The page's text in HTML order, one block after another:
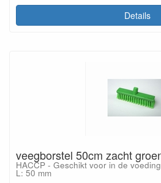
Details
veegborstel 50cm zacht
HACCP - Geschikt voor in de
L: 50 mm